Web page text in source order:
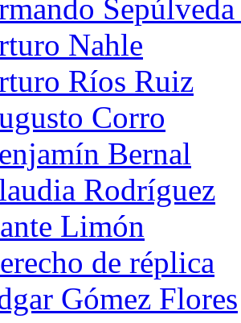
Nahle
Ríos Ruiz
Corro
Bernal
Rodríguez
Limón
de réplica
Gómez Flores